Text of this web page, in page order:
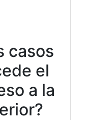
casos
el
a la